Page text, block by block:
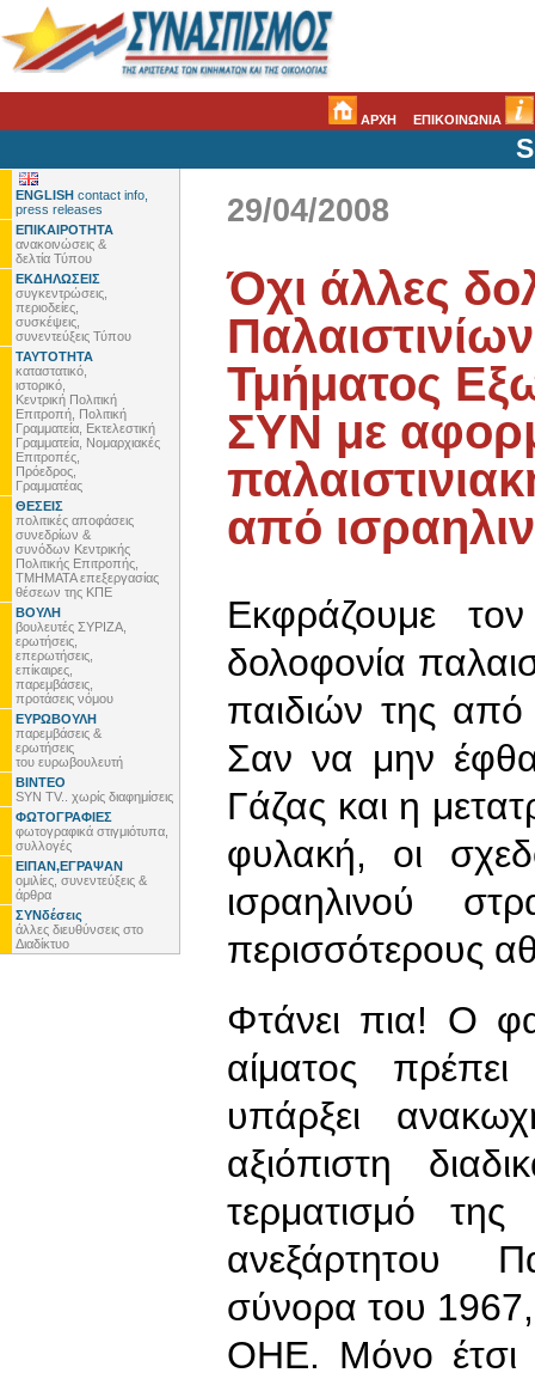
ΑΡΧΗ ΕΠΙΚΟΙΝΩΝΙΑ
ENGLISH contact info,
press releases
ΕΠΙΚΑΙΡΟΤΗΤΑ
ανακοινώσεις &
δελτία Τύπου
ΕΚΔΗΛΩΣΕΙΣ
συγκεντρώσεις,
περιοδείες,
συσκέψεις,
συνεντεύξεις Τύπου
ΤΑΥΤΟΤΗΤΑ
καταστατικό,
ιστορικό,
Κεντρική Πολιτική
Επιτροπή, Πολιτική
Γραμματεία, Εκτελεστική
Γραμματεία, Νομαρχιακές
Επιτροπές,
Πρόεδρος,
Γραμματέας
ΘΕΣΕΙΣ
πολιτικές αποφάσεις
συνεδρίων &
συνόδων Κεντρικής
Πολιτικής Επιτροπής,
ΤΜΗΜΑΤΑ επεξεργασίας
θέσεων της ΚΠΕ
ΒΟΥΛΗ
βουλευτές ΣΥΡΙΖΑ,
ερωτήσεις,
επερωτήσεις,
επίκαιρες,
παρεμβάσεις,
προτάσεις νόμου
ΕΥΡΩΒΟΥΛΗ
παρεμβάσεις &
ερωτήσεις
του ευρωβουλευτή
ΒΙΝΤΕΟ
SYN TV.. χωρίς διαφημίσεις
ΦΩΤΟΓΡΑΦΙΕΣ
φωτογραφικά στιγμιότυπα,
συλλογές
ΕΙΠΑΝ,ΕΓΡΑΨΑΝ
ομιλίες, συνεντεύξεις &
άρθρα
ΣΥΝδέσεις
άλλες διευθύνσεις στο
Διαδίκτυο
29/04/2008
Όχι άλλες
Τμήματος
ΣΥΝ με
από
Εκφράζουμε
δολοφονία
παιδιών της
Σαν να μην
Γάζας και η
φυλακή, οι
ισραηλινού
περισσότερους
Φτάνει πια! Ο
αίματος
υπάρξει
αξιόπιστη
τερματισμό
ανεξάρτητου
σύνορα του
ΟΗΕ. Μόνο έτσι